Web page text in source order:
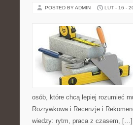
POSTED BY ADMIN LUT - 16 -
osób, które chcą lepiej rozumieć
Rozrywkowa i Recenzje i
wiedzy: rytm, praca z czasem, […]